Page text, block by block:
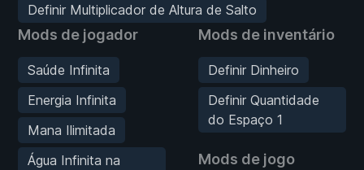
Definir Multiplicador de Altura de Salto
Mods de jogador
Saúde Infinita
Energia Infinita
Mana Ilimitada
Água Infinita na
Mods de inventário
Definir Dinheiro
Definir Quantidade
do Espaço 1
Mods de jogo